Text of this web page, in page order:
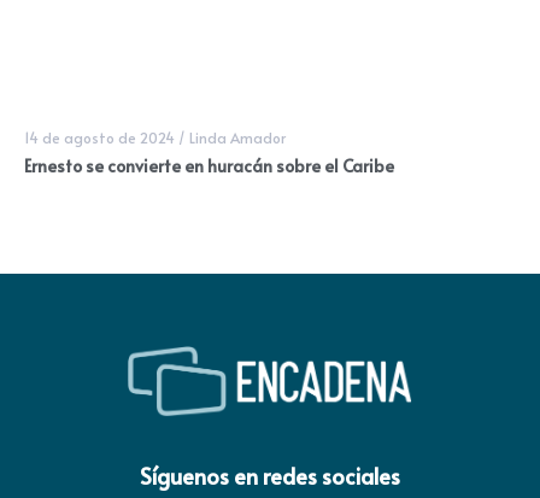
14 de agosto de 2024 / Linda Amador
Ernesto se convierte en huracán sobre el Caribe
Síguenos en redes sociales